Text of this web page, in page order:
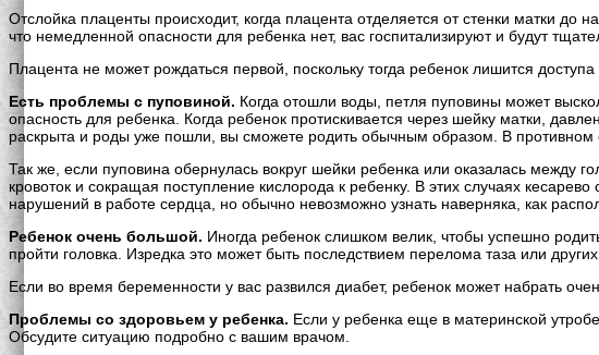
Отслойка плаценты происходит, когда плацента отделяется от стенки матки
что немедленной опасности для ребенка нет, вас госпитализируют и будут
Плацента не может рождаться первой, поскольку тогда ребенок лишится
Есть проблемы с пуповиной. Когда отошли воды, петля пуповины может
опасность для ребенка. Когда ребенок протискивается через шейку матки,
раскрыта и роды уже пошли, вы сможете родить обычным образом. В противном
Так же, если пуповина обернулась вокруг шейки ребенка или оказалась между
кровоток и сокращая поступление кислорода к ребенку. В этих случаях
нарушений в работе сердца, но обычно невозможно узнать наверняка, как
Ребенок очень большой. Иногда ребенок слишком велик, чтобы успешно
пройти головка. Изредка это может быть последствием перелома таза или
Если во время беременности у вас развился диабет, ребенок может набрать
Проблемы со здоровьем у ребенка. Если у ребенка еще в материнской
Обсудите ситуацию подробно с вашим врачом.